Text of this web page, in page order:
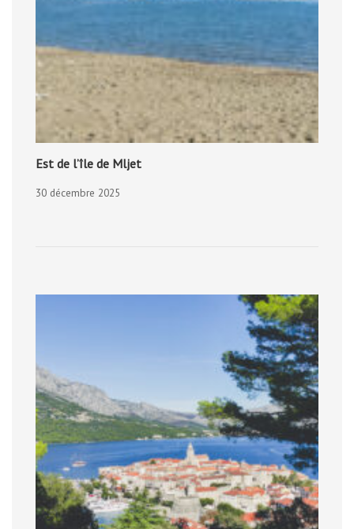
Est de l’île de Mljet
30 décembre 2025